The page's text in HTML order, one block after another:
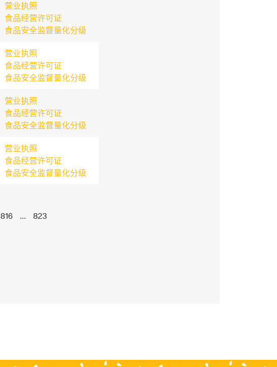
营业执照
食品经营许可证
食品安全监督量化分级
营业执照
食品经营许可证
食品安全监督量化分级
营业执照
食品经营许可证
食品安全监督量化分级
营业执照
食品经营许可证
食品安全监督量化分级
816 ... 823